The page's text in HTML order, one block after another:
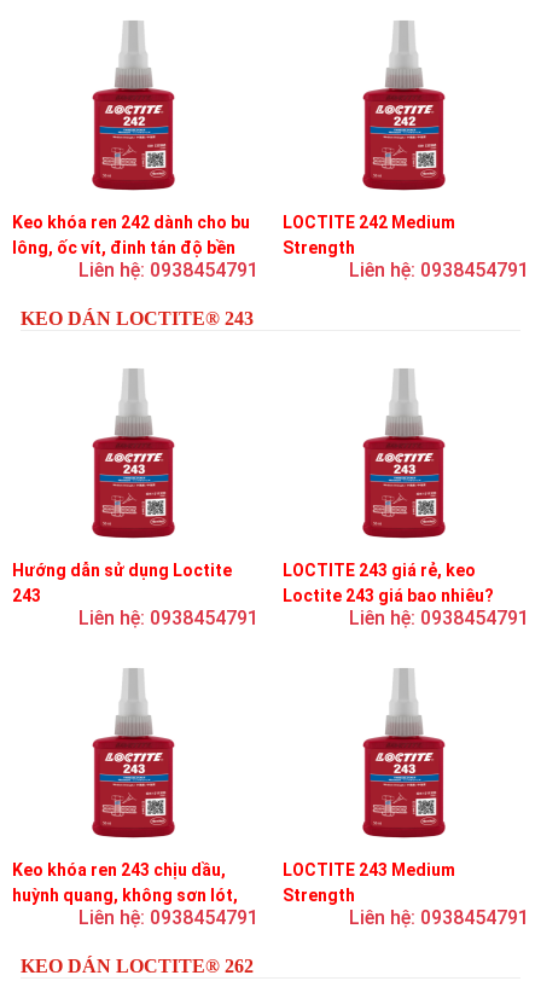
Keo khóa ren 242 dành cho bu
lông, ốc vít, đinh tán độ bền
trung bình, độ nhớt trung bình
Liên hệ: 0938454791
LOCTITE 242 Medium
Strength
Liên hệ: 0938454791
KEO DÁN LOCTITE® 243
Hướng dẫn sử dụng Loctite
243
Liên hệ: 0938454791
LOCTITE 243 giá rẻ, keo
Loctite 243 giá bao nhiêu?
Liên hệ: 0938454791
Keo khóa ren 243 chịu dầu,
huỳnh quang, không sơn lót,
dễ tháo rời, độ bền trung bình
Liên hệ: 0938454791
LOCTITE 243 Medium
Strength
Liên hệ: 0938454791
KEO DÁN LOCTITE® 262